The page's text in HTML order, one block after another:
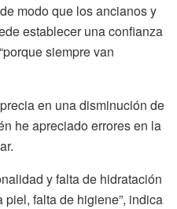
modo que los ancianos y
establecer una confianza
siempre van
en una disminución de
he apreciado errores en la
y falta de hidratación
falta de higiene”, indica